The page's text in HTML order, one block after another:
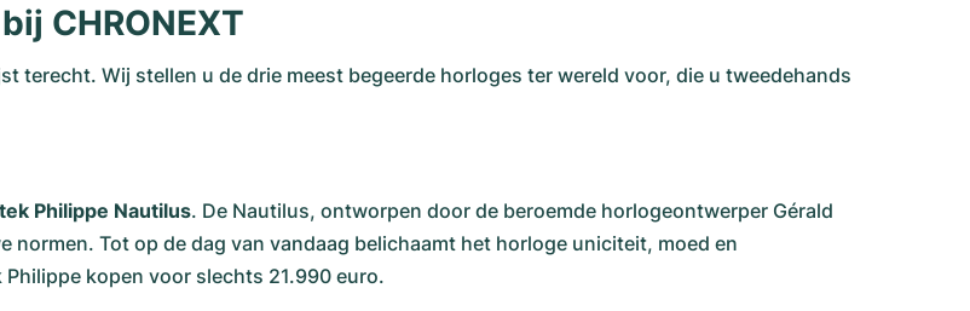
CHRONEXT
terecht. Wij stellen u de drie meest begeerde horloges ter wereld voor, die u tweedehands
Philippe Nautilus. De Nautilus, ontworpen door de beroemde horlogeontwerper Gérald
normen. Tot op de dag van vandaag belichaamt het horloge uniciteit, moed en
kopen voor slechts 21.990 euro.